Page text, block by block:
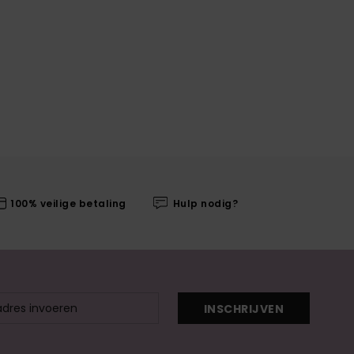
100% veilige betaling Hulp nodig?
INSCHRIJVEN